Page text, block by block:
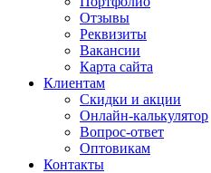
Отзывы
Реквизиты
Вакансии
Карта сайта
Клиентам
Скидки и акции
Онлайн-калькулятор
Вопрос-ответ
Оптовикам
Контакты